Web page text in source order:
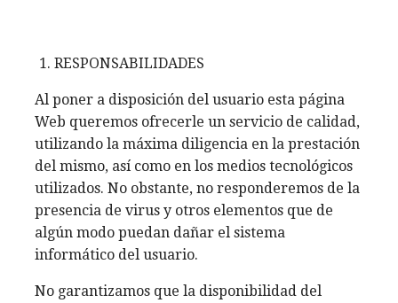
RESPONSABILIDADES
Al poner a disposición del usuario esta página
Web queremos ofrecerle un servicio de calidad,
utilizando la máxima diligencia en la prestación
del mismo, así como en los medios tecnológicos
utilizados. No obstante, no responderemos de la
presencia de virus y otros elementos que de
algún modo puedan dañar el sistema
informático del usuario.
No garantizamos que la disponibilidad del